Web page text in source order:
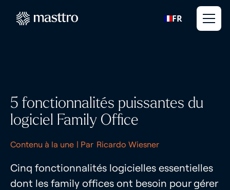
FR
5 fonctionnalités puissantes du
logiciel Family Office
Contenu à la une | Par Ricardo Wiesner
Cinq fonctionnalités logicielles essentielles
dont les family offices ont besoin pour gérer